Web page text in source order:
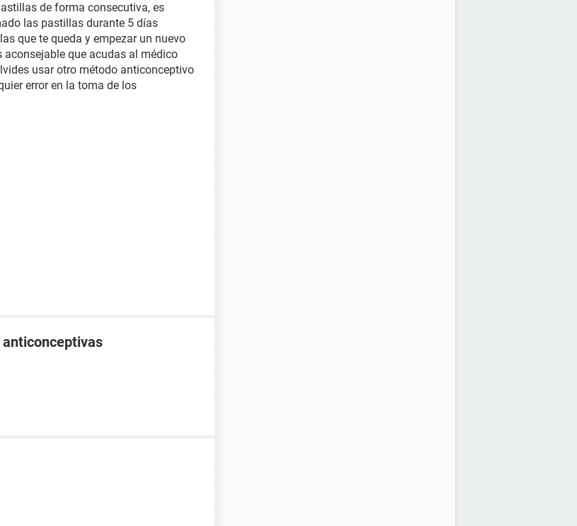
de forma consecutiva, es
las pastillas durante 5 días
que te queda y empezar un nuevo
aconsejable que acudas al médico
usar otro método anticonceptivo
error en la toma de los